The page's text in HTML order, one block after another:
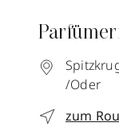
/Oder
zum